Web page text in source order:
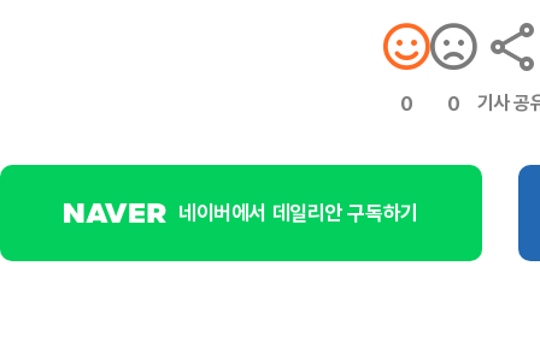
0 0 기사 공
네이버에서 데일리안 구독하기